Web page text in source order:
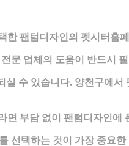
한 팬텀디자인의 펫시터홈
문 업체의 도움이 반드시
수 있습니다. 양천구에서
면 부담 없이 팬텀디자인에
선택하는 것이 가장 중요